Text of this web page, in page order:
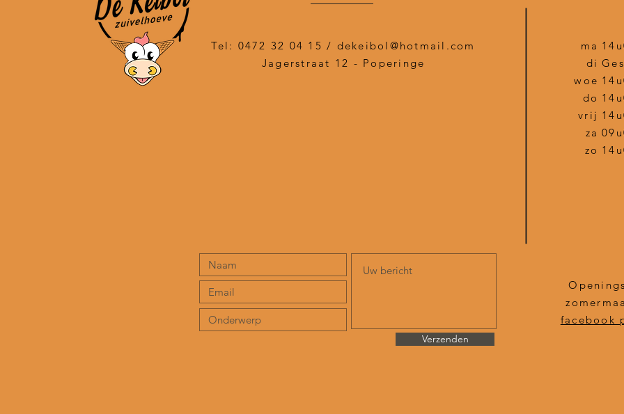
ma
di
woe
do
vrij
za
zo
Tel: 0472 32 04 15 / dekeibol@hotmail.com
Jagerstraat 12 - Poperinge
Verzenden
facebook